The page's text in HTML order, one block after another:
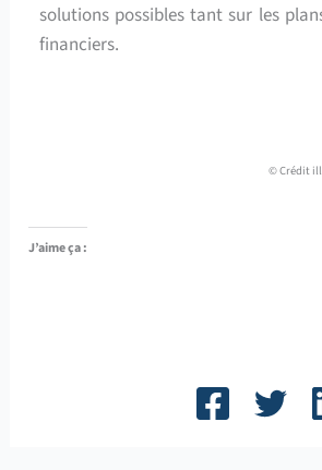
solutions possibles tant sur les
financiers.
© Crédit
J’aime ça :